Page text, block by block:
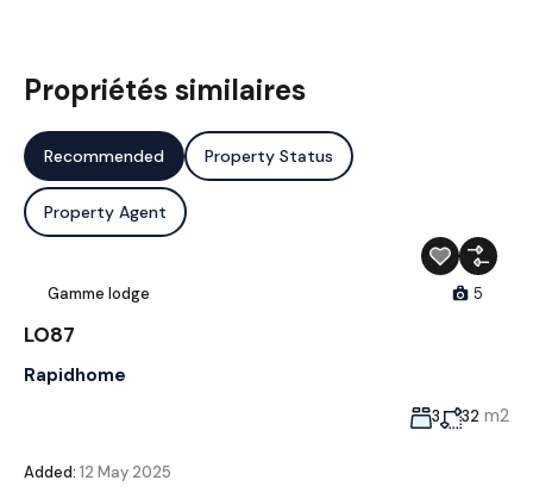
Propriétés similaires
Recommended Property Status
Property Agent
Gamme lodge 5
LO87
Rapidhome
3 32 m2
Added: 12 May 2025